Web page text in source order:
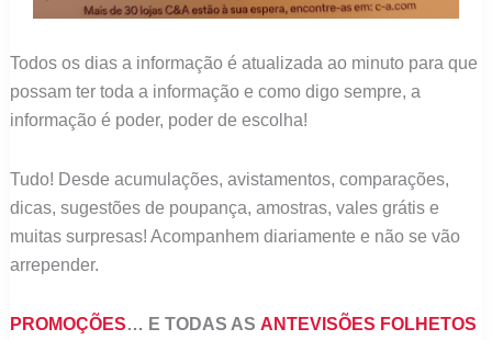
Todos os dias a informação é atualizada ao minuto para que
possam ter toda a informação e como digo sempre, a
informação é poder, poder de escolha!
Tudo! Desde acumulações, avistamentos, comparações,
dicas, sugestões de poupança, amostras, vales grátis e
muitas surpresas! Acompanhem diariamente e não se vão
arrepender.
PROMOÇÕES… E TODAS AS ANTEVISÕES FOLHETOS